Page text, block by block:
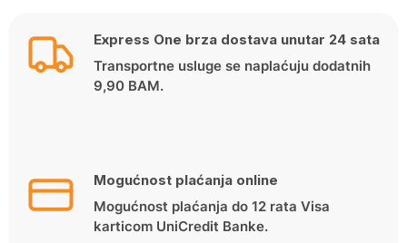
Express One brza dostava unutar 24 sata
Transportne usluge se naplaćuju dodatnih
9,90 BAM.
Mogućnost plaćanja online
Mogućnost plaćanja do 12 rata Visa
karticom UniCredit Banke.